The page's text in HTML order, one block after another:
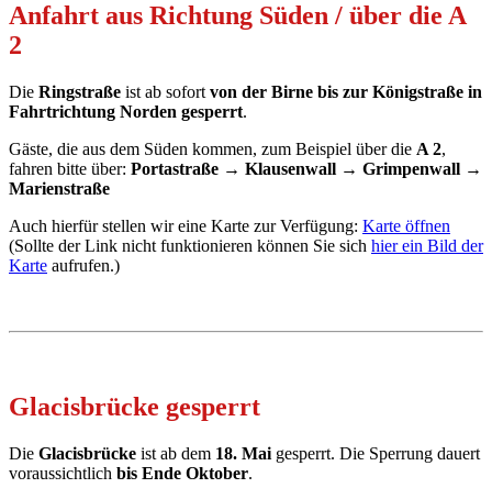
Anfahrt aus Richtung Süden / über die A
2
Die Ringstraße ist ab sofort von der Birne bis zur Königstraße in
Fahrtrichtung Norden gesperrt.
Gäste, die aus dem Süden kommen, zum Beispiel über die A 2,
fahren bitte über: Portastraße → Klausenwall → Grimpenwall →
Marienstraße
Auch hierfür stellen wir eine Karte zur Verfügung: Karte öffnen
(Sollte der Link nicht funktionieren können Sie sich hier ein Bild der
Karte aufrufen.)
Glacisbrücke gesperrt
Die Glacisbrücke ist ab dem 18. Mai gesperrt. Die Sperrung dauert
voraussichtlich bis Ende Oktober.